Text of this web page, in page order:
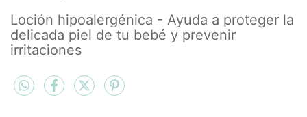
Loción hipoalergénica - Ayuda a proteger la
delicada piel de tu bebé y prevenir
irritaciones